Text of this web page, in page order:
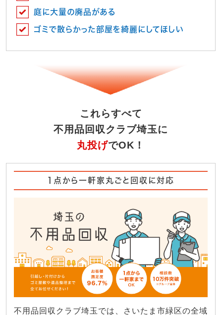
庭に大量の廃品がある
ゴミで散らかった部屋を綺麗にしてほしい
これらすべて
不用品回収クラブ埼玉に
丸投げでOK！
1点から一軒家丸ごと回収に対応
不用品回収クラブ埼玉では、さいたま市緑区の全域